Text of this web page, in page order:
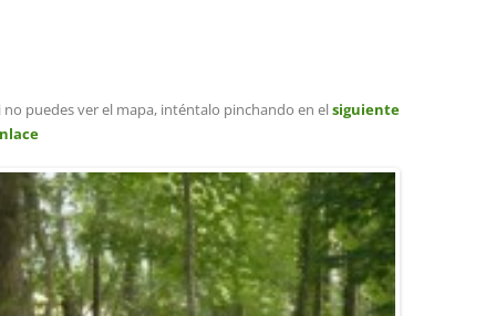
no puedes ver el mapa, inténtalo pinchando en elsiguiente